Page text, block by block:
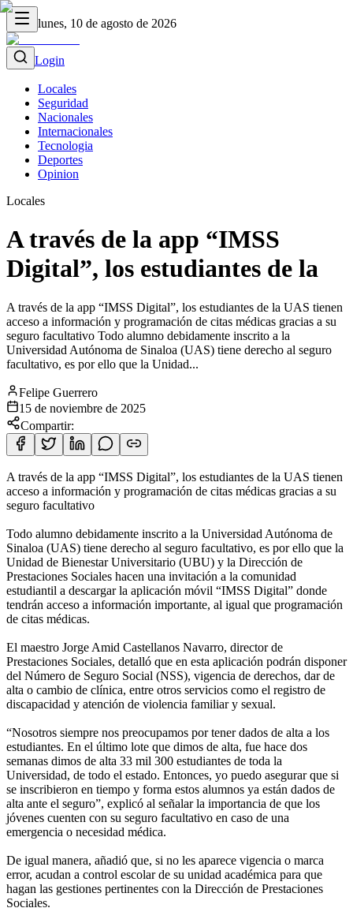
lunes, 10 de agosto de 2026
Login
Locales
Seguridad
Nacionales
Internacionales
Tecnologia
Deportes
Opinion
Locales
A través de la app “IMSS
Digital”, los estudiantes de la
A través de la app “IMSS Digital”, los estudiantes de la UAS tienen
acceso a información y programación de citas médicas gracias a su
seguro facultativo Todo alumno debidamente inscrito a la
Universidad Autónoma de Sinaloa (UAS) tiene derecho al seguro
facultativo, es por ello que la Unidad...
Felipe Guerrero
15 de noviembre de 2025
Compartir:
A través de la app “IMSS Digital”, los estudiantes de la UAS tienen
acceso a información y programación de citas médicas gracias a su
seguro facultativo
Todo alumno debidamente inscrito a la Universidad Autónoma de
Sinaloa (UAS) tiene derecho al seguro facultativo, es por ello que la
Unidad de Bienestar Universitario (UBU) y la Dirección de
Prestaciones Sociales hacen una invitación a la comunidad
estudiantil a descargar la aplicación móvil “IMSS Digital” donde
tendrán acceso a información importante, al igual que programación
de citas médicas.
El maestro Jorge Amid Castellanos Navarro, director de
Prestaciones Sociales, detalló que en esta aplicación podrán disponer
del Número de Seguro Social (NSS), vigencia de derechos, dar de
alta o cambio de clínica, entre otros servicios como el registro de
discapacidad y atención de violencia familiar y sexual.
“Nosotros siempre nos preocupamos por tener dados de alta a los
estudiantes. En el último lote que dimos de alta, fue hace dos
semanas dimos de alta 33 mil 300 estudiantes de toda la
Universidad, de todo el estado. Entonces, yo puedo asegurar que si
se inscribieron en tiempo y forma estos alumnos ya están dados de
alta ante el seguro”, explicó al señalar la importancia de que los
jóvenes cuenten con su seguro facultativo en caso de una
emergencia o necesidad médica.
De igual manera, añadió que, si no les aparece vigencia o marca
error, acudan a control escolar de su unidad académica para que
hagan las gestiones pertinentes con la Dirección de Prestaciones
Sociales.